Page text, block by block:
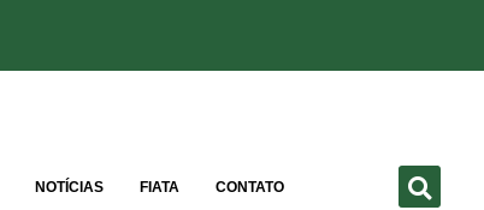
NOTÍCIAS FIATA CONTATO